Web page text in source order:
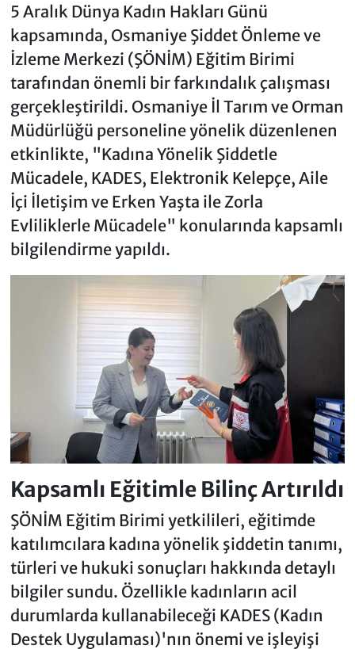
5 Aralık Dünya Kadın Hakları Günü
kapsamında, Osmaniye Şiddet Önleme ve
İzleme Merkezi (ŞÖNİM) Eğitim Birimi
tarafından önemli bir farkındalık çalışması
gerçekleştirildi. Osmaniye İl Tarım ve Orman
Müdürlüğü personeline yönelik düzenlenen
etkinlikte, "Kadına Yönelik Şiddetle
Mücadele, KADES, Elektronik Kelepçe, Aile
İçi İletişim ve Erken Yaşta ile Zorla
Evliliklerle Mücadele" konularında kapsamlı
bilgilendirme yapıldı.
Kapsamlı Eğitimle Bilinç Artırıldı
ŞÖNİM Eğitim Birimi yetkilileri, eğitimde
katılımcılara kadına yönelik şiddetin tanımı,
türleri ve hukuki sonuçları hakkında detaylı
bilgiler sundu. Özellikle kadınların acil
durumlarda kullanabileceği KADES (Kadın
Destek Uygulaması)'nın önemi ve işleyişi